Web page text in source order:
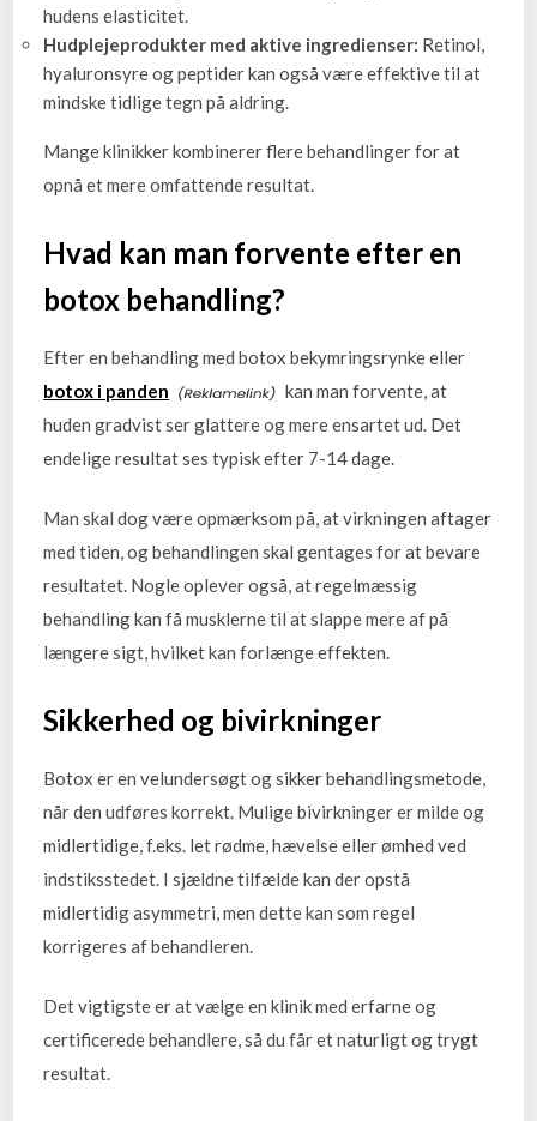
hudens elasticitet.
Hudplejeprodukter med aktive ingredienser: Retinol,
hyaluronsyre og peptider kan også være effektive til at
mindske tidlige tegn på aldring.
Mange klinikker kombinerer flere behandlinger for at
opnå et mere omfattende resultat.
Hvad kan man forvente efter en
botox behandling?
Efter en behandling med botox bekymringsrynke eller
botox i panden
kan man forvente, at
huden gradvist ser glattere og mere ensartet ud. Det
endelige resultat ses typisk efter 7-14 dage.
Man skal dog være opmærksom på, at virkningen aftager
med tiden, og behandlingen skal gentages for at bevare
resultatet. Nogle oplever også, at regelmæssig
behandling kan få musklerne til at slappe mere af på
længere sigt, hvilket kan forlænge effekten.
Sikkerhed og bivirkninger
Botox er en velundersøgt og sikker behandlingsmetode,
når den udføres korrekt. Mulige bivirkninger er milde og
midlertidige, f.eks. let rødme, hævelse eller ømhed ved
indstiksstedet. I sjældne tilfælde kan der opstå
midlertidig asymmetri, men dette kan som regel
korrigeres af behandleren.
Det vigtigste er at vælge en klinik med erfarne og
certificerede behandlere, så du får et naturligt og trygt
resultat.